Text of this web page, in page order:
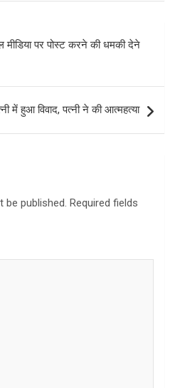
मीडिया पर पोस्ट करने की धमकी देने
में हुआ विवाद, पत्नी ने की आत्महत्या
be published. Required fields